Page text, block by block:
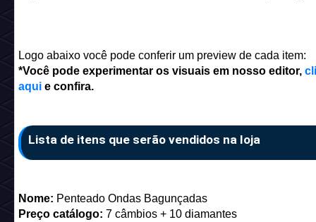
Logo abaixo você pode conferir um preview de cada item:
*Você pode experimentar os visuais em nosso editor,
aquie confira.
Lista de itens que serão vendidos na loja
Nome: Penteado Ondas Bagunçadas
Preço catálogo: 7 câmbios + 10 diamantes